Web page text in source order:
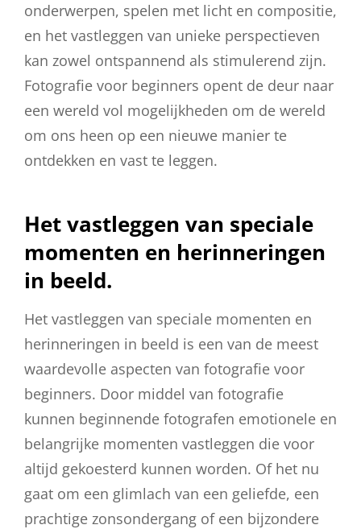
onderwerpen, spelen met licht en compositie,
en het vastleggen van unieke perspectieven
kan zowel ontspannend als stimulerend zijn.
Fotografie voor beginners opent de deur naar
een wereld vol mogelijkheden om de wereld
om ons heen op een nieuwe manier te
ontdekken en vast te leggen.
Het vastleggen van speciale
momenten en herinneringen
in beeld.
Het vastleggen van speciale momenten en
herinneringen in beeld is een van de meest
waardevolle aspecten van fotografie voor
beginners. Door middel van fotografie
kunnen beginnende fotografen emotionele en
belangrijke momenten vastleggen die voor
altijd gekoesterd kunnen worden. Of het nu
gaat om een glimlach van een geliefde, een
prachtige zonsondergang of een bijzondere